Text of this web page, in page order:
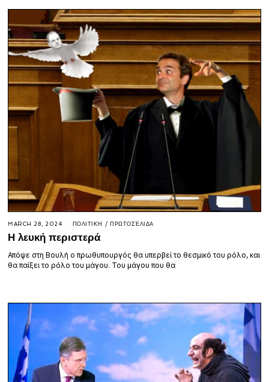
MARCH 28, 2024 ΠΟΛΙΤΙΚΉ / ΠΡΩΤΟΣΈΛΙΔΑ
Η λευκή περιστερά
Απόψε στη Βουλή ο πρωθυπουργός θα υπερβεί το θεσμικό του ρόλο, και
θα παίξει το ρόλο του μάγου. Του μάγου που θα